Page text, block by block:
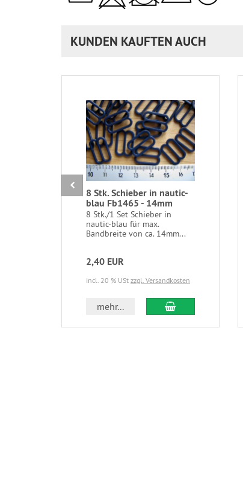
KUNDEN KAUFTEN AUCH
8 Stk. Schieber in nautic-
blau Fb1465 - 14mm
8 Stk./1 Set Schieber in
nautic-blau für max.
Bandbreite von ca. 14mm...
2,40 EUR
incl. 20 % USt zzgl. Versandkosten
mehr... In den Warenkorb